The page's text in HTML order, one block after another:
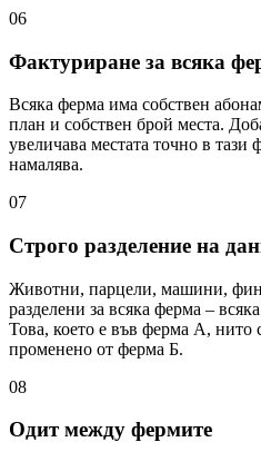
06
Фактуриране за всяка
Всяка ферма има собствен
план и собствен брой места.
увеличава местата точно в тази
намалява.
07
Строго разделение на
Животни, парцели, машини,
разделени за всяка ферма –
Това, което е във ферма А,
променено от ферма Б.
08
Одит между фермите